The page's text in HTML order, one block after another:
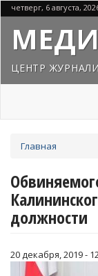
Перейти
к
основному
содержанию
четверг, 6 августа,
ЦЕНТР
здесь
Главная
должности
20 декабря, 2019 -